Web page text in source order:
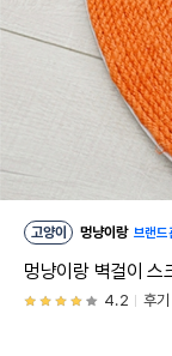
고양이 멍냥이랑 브랜드
멍냥이랑 벽걸이
4.2 후